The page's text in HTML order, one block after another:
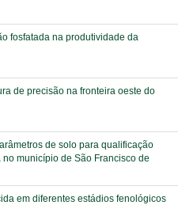
fosfatada na produtividade da
de precisão na fronteira oeste do
de solo para qualificação
município de São Francisco de
em diferentes estádios fenológicos